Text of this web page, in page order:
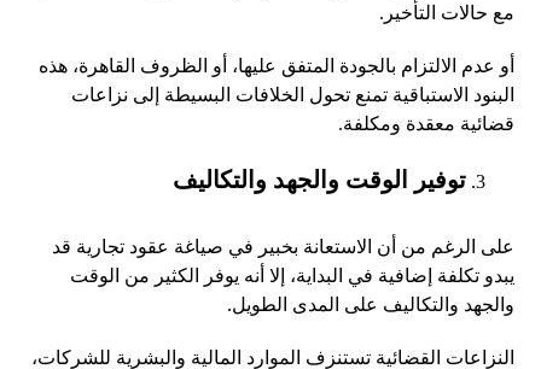
مع حالات التأخير.
أو عدم الالتزام بالجودة المتفق عليها، أو الظروف القاهرة، هذه
البنود الاستباقية تمنع تحول الخلافات البسيطة إلى نزاعات
قضائية معقدة ومكلفة.
توفير الوقت والجهد والتكاليف
على الرغم من أن الاستعانة بخبير في صياغة عقود تجارية قد
يبدو تكلفة إضافية في البداية، إلا أنه يوفر الكثير من الوقت
والجهد والتكاليف على المدى الطويل.
النزاعات القضائية تستنزف الموارد المالية والبشرية للشركات،